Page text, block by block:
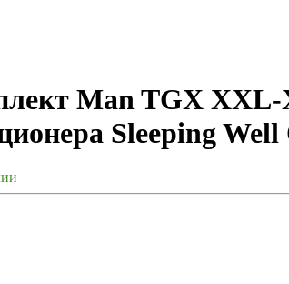
Man TGX
Sleeping Well